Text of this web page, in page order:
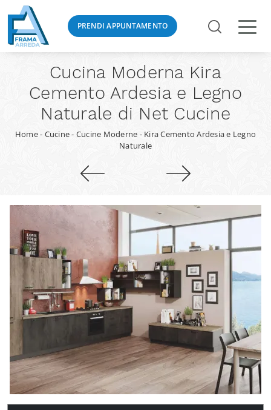
PRENDI APPUNTAMENTO
Cucina Moderna Kira
Cemento Ardesia e Legno
Naturale di Net Cucine
Home- Cucine- Cucine Moderne - Kira Cemento Ardesia e Legno
Naturale